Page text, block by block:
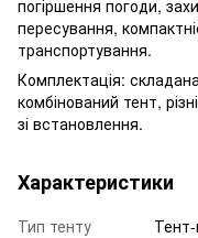
погіршення погоди,
пересування,
транспортування.
Комплектація:
комбінований тент,
зі встановлення.
Характеристики
Тип тенту